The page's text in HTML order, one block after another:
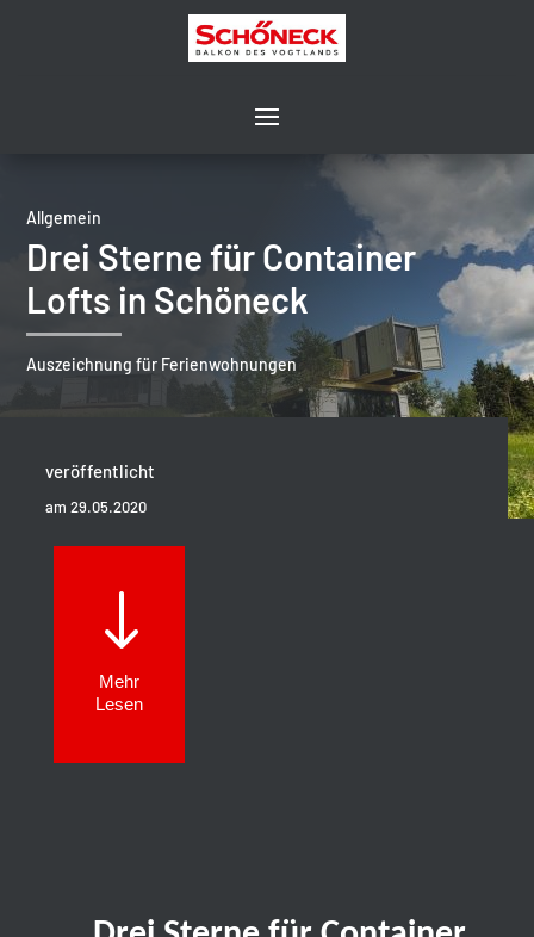
Allgemein
Drei Sterne für Container
Lofts in Schöneck
Auszeichnung für Ferienwohnungen
veröffentlicht
am 29.05.2020
"
Mehr
Lesen